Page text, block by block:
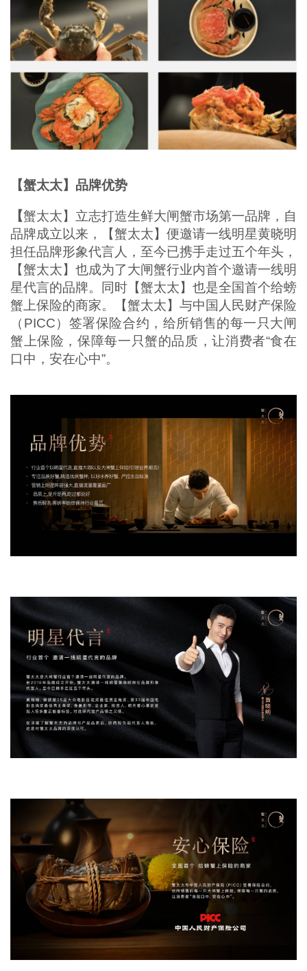
【蟹太太】品牌优势
【蟹太太】立志打造生鲜大闸蟹市场第一品牌，自
品牌成立以来，【蟹太太】便邀请一线明星黄晓明
担任品牌形象代言人，至今已携手走过五个年头，
【蟹太太】也成为了大闸蟹行业内首个邀请一线明
星代言的品牌。同时【蟹太太】也是全国首个给螃
蟹上保险的商家。【蟹太太】与中国人民财产保险
（PICC）签署保险合约，给所销售的每一只大闸
蟹上保险，保障每一只蟹的品质，让消费者“食在
口中，安在心中”。